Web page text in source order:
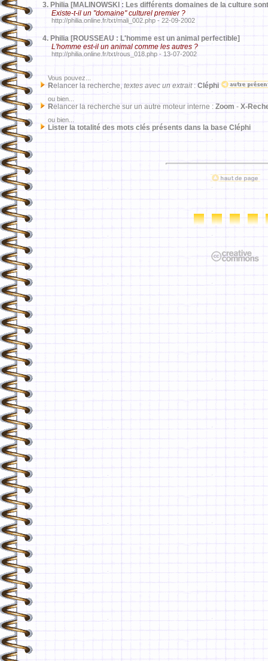
3. Philia [MALINOWSKI : Les différents domaines de la culture
Existe-t-il un "domaine" culturel premier ?
http://philia.online.fr/txt/mali_002.php - 22-09-2002
4. Philia [ROUSSEAU : L'homme est un animal perfectible]
L'homme est-il un animal comme les autres ?
http://philia.online.fr/txt/rous_018.php - 13-07-2002
Vous pouvez...
Relancer la recherche, textes avec un extrait: Cléphi
ou bien...
Relancer la recherche sur un autre moteur interne : Zoom - X-
ou bien...
Lister la totalité des mots clés présents dans la base Cléphi